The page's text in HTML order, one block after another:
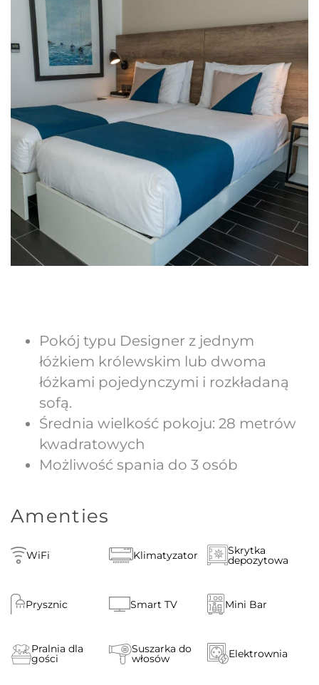
Pokój typu Designer z jednym
łóżkiem królewskim lub dwoma
łóżkami pojedynczymi i rozkładaną
sofą.
Średnia wielkość pokoju: 28 metrów
kwadratowych
Możliwość spania do 3 osób
Amenties
WiFi Klimatyzator Skrytka
depozytowa
Prysznic Smart TV Mini Bar
Pralnia dla
gości
Suszarka do
włosów Elektrownia